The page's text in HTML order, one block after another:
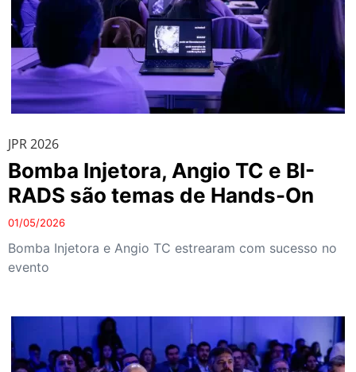
JPR 2026
Bomba Injetora, Angio TC e BI-
RADS são temas de Hands-On
01/05/2026
Bomba Injetora e Angio TC estrearam com sucesso no
evento